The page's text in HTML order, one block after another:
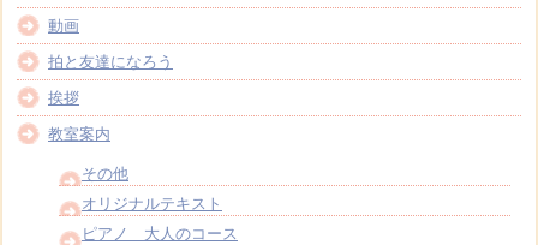
動画
拍と友達になろう
挨拶
教室案内
その他
オリジナルテキスト
ピアノ 大人のコース